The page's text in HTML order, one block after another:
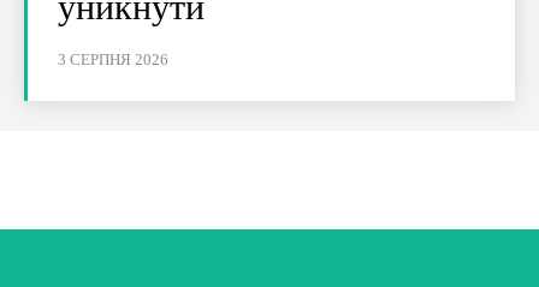
3 СЕРПНЯ 2026